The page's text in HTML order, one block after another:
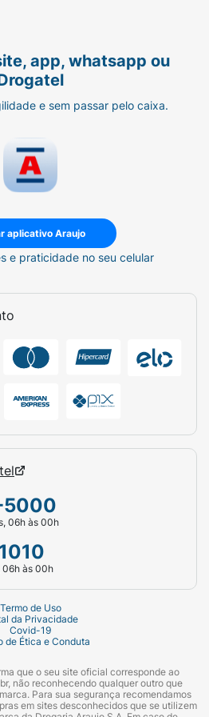
app, whatsapp ou
e sem passar pelo caixa.
aplicativo Araujo
e praticidade no seu celular
5000
06h às 00h
06h às 00h
Termo de Uso
da Privacidade
Covid-19
de Ética e Conduta
que o seu site oficial corresponde ao
não reconhecendo qualquer outro que
Para sua segurança recomendamos
em sites desconhecidos que se utilizem